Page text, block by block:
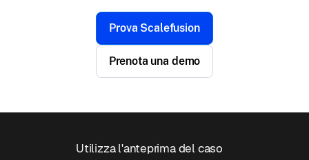
Prova Scalefusion
Prenota una demo
Utilizza l'anteprima del caso